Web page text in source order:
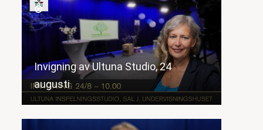
Invigning av Ultuna Studio, 24
augusti